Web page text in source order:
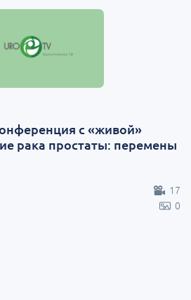
с «живой»
рака простаты: перемены
17
0